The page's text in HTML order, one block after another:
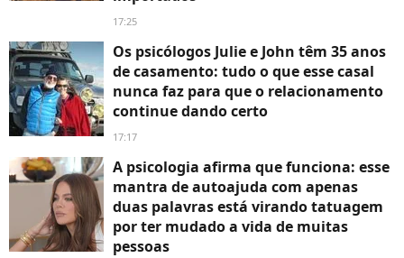
17:25
Os psicólogos Julie e John têm 35 anos
de casamento: tudo o que esse casal
nunca faz para que o relacionamento
continue dando certo
17:17
A psicologia afirma que funciona: esse
mantra de autoajuda com apenas
duas palavras está virando tatuagem
por ter mudado a vida de muitas
pessoas